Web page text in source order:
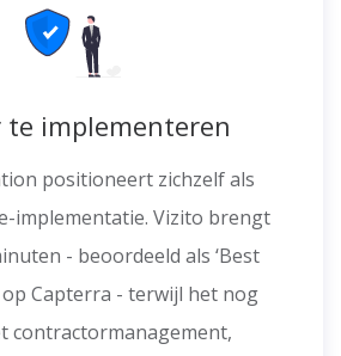
te implementeren
positioneert zichzelf als
implementatie. Vizito brengt
- beoordeeld als ‘Best
op Capterra - terwijl het nog
contractormanagement,